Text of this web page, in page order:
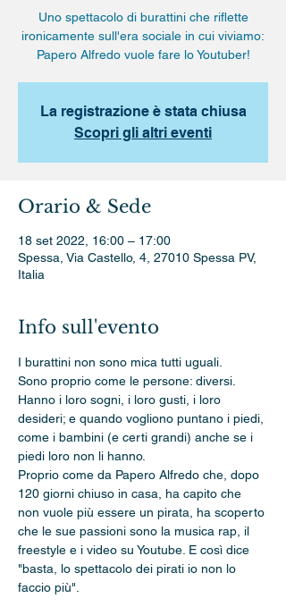
Uno spettacolo di burattini che riflette
ironicamente sull'era sociale in cui viviamo:
Papero Alfredo vuole fare lo Youtuber!
La registrazione è stata chiusa
Scopri gli altri eventi
Orario & Sede
18 set 2022, 16:00 – 17:00
Spessa, Via Castello, 4, 27010 Spessa PV,
Italia
Info sull'evento
I burattini non sono mica tutti uguali.
Sono proprio come le persone: diversi.
Hanno i loro sogni, i loro gusti, i loro
desideri; e quando vogliono puntano i piedi,
come i bambini (e certi grandi) anche se i
piedi loro non li hanno.
Proprio come da Papero Alfredo che, dopo
120 giorni chiuso in casa, ha capito che
non vuole più essere un pirata, ha scoperto
che le sue passioni sono la musica rap, il
freestyle e i video su Youtube. E così dice
"basta, lo spettacolo dei pirati io non lo
faccio più".